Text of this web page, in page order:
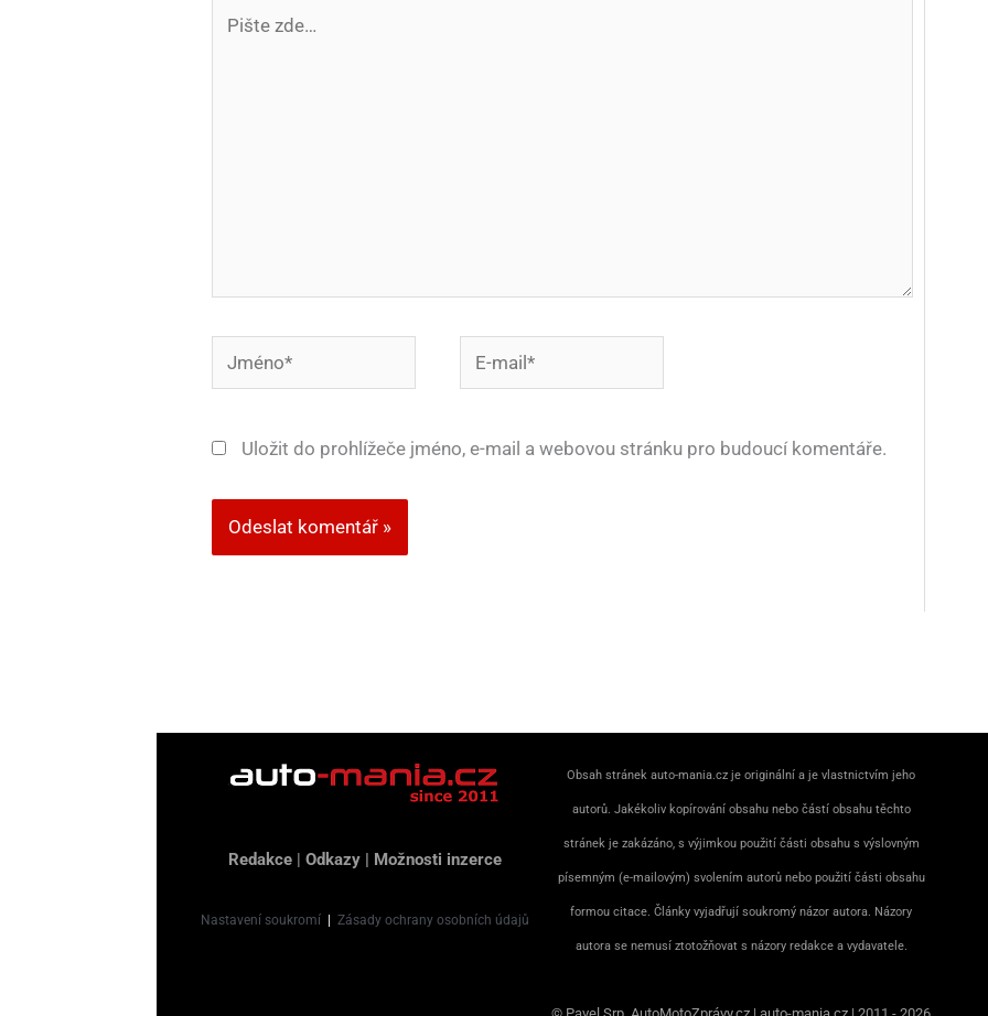
Jméno*
mail*
Uložit do prohlížeče jméno, e-mail a webovou stránku pro budoucí komentáře.
Redakce |Odkazy | Možnosti inzerce
Nastavení soukromí |Zásady ochrany osobních údajů
Obsah stránek auto-mania.cz je originální a je vlastnictvím jeho
autorů. Jakékoliv kopírování obsahu nebo částí obsahu těchto
stránek je zakázáno, s výjimkou použití části obsahu s výslovným
písemným (e-mailovým) svolením autorů nebo použití části obsahu
formou citace. Články vyjadřují soukromý názor autora. Názory
autora se nemusí ztotožňovat s názory redakce a vydavatele.